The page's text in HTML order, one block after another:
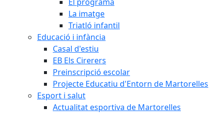
La imatge
Triatló infantil
Educació i infància
Casal d'estiu
EB Els Cirerers
Preinscripció escolar
Projecte Educatiu d'Entorn de Martorelles
Esport i salut
Actualitat esportiva de Martorelles